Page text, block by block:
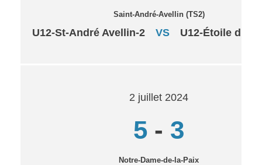
Saint-André-Avellin (TS2)
U12-St-André Avellin-2 VS U12-Étoile du
2 juillet 2024
5 - 3
Notre-Dame-de-la-Paix